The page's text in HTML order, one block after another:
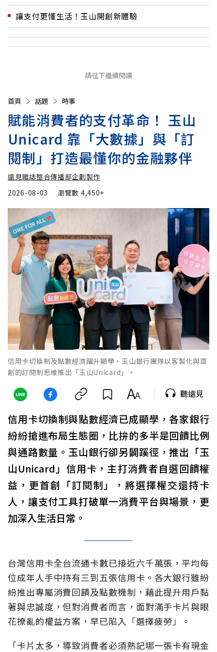
讓支付更懂生活！玉山開創新體驗
請往下繼續閱讀
首頁 話題 時事
賦能消費者的支付革命！ 玉山
Unicard 靠「大數據」與「訂
閱制」打造最懂你的金融夥伴
遠見雜誌整合傳播部企劃製作
2026-08-03
瀏覽數 4,450+
信用卡切換制及點數經濟躍升顯學，玉山銀行團隊以客製化與首
創的訂閱制思維推出「玉山Unicard」。
聽遠見
信用卡切換制與點數經濟已成顯學，各家銀行
紛紛搶進布局生態圈，比拚的多半是回饋比例
與通路數量。玉山銀行卻另闢蹊徑，推出「玉
山Unicard」信用卡，主打消費者自選回饋權
益，更首創「訂閱制」，將選擇權交還持卡
人，讓支付工具打破單一消費平台與場景，更
加深入生活日常。
台灣信用卡全台流通卡數已接近六千萬張，平均每
位成年人手中持有三到五張信用卡。各大銀行雖紛
紛推出專屬消費回饋及點數機制，藉此提升用戶黏
著與忠誠度，但對消費者而言，面對滿手卡片與眼
花撩亂的權益方案，早已陷入「選擇疲勞」。
「卡片太多，導致消費者必須熟記哪一張卡有現金